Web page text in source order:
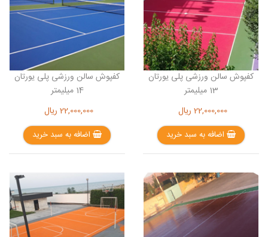
کفپوش سالن ورزشی پلی یورتان
13 میلیمتر
22,000,000 ریال
اضافه به سبد خرید
کفپوش سالن ورزشی پلی یورتان
14 میلیمتر
22,000,000 ریال
اضافه به سبد خرید